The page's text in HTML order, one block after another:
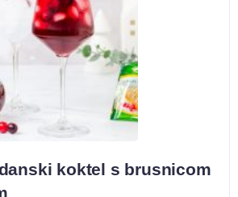
koktel s brusnicom